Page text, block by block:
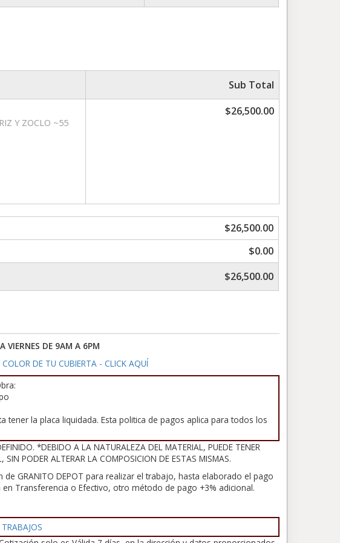
Sub Total
Y ZOCLO ~55
$26,500.00
$26,500.00
$0.00
$26,500.00
VIERNES DE 9AM A 6PM
DE TU CUBIERTA - CLICK AQUÍ
la placa liquidada. Esta politica de pagos aplica para todos los
*DEBIDO A LA NATURALEZA DEL MATERIAL, PUEDE TENER
PODER ALTERAR LA COMPOSICION DE ESTAS MISMAS.
GRANITO DEPOT para realizar el trabajo, hasta elaborado el pago
Transferencia o Efectivo, otro método de pago +3% adicional.